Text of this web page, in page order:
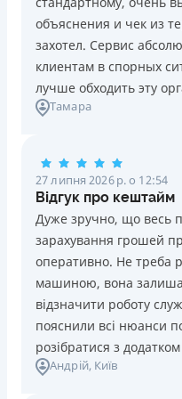
Ліцензія НБУ №10
Вся інформація про
Знижена процентна
клієнтів на період від
стандартна ставка 1%)
Запитуються лише
банківської картки й
Оформляються
кредитною історією
Переказуються гроші
після підписання
кредиту
Даруються знижки до -
майбутні кредити
Програма лояльності
Цілодобова підтримка
Недоліки
Нема кредиту для
объяснения и чек из
захотел. Сервис
клиентам в спорных
лучше обходить эту
Тамара
27 липня 2026 р. о 12:54
Відгук про кештайм
Дуже зручно, що весь
зарахування грошей
оперативно. Не треба
машиною, вона
відзначити роботу
пояснили всі нюанси
розібратися з додатком
Андрій, Київ